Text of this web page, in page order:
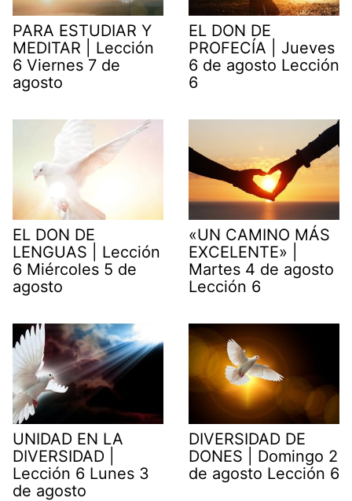
PARA ESTUDIAR Y
MEDITAR | Lección
6 Viernes 7 de
agosto
EL DON DE
PROFECÍA | Jueves
6 de agosto Lección
6
EL DON DE
LENGUAS | Lección
6 Miércoles 5 de
agosto
«UN CAMINO MÁS
EXCELENTE» |
Martes 4 de agosto
Lección 6
UNIDAD EN LA
DIVERSIDAD |
Lección 6 Lunes 3
de agosto
DIVERSIDAD DE
DONES | Domingo 2
de agosto Lección 6